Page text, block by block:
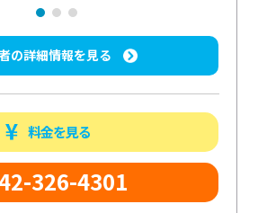
の詳細情報を見る
料金を見る
326-4301